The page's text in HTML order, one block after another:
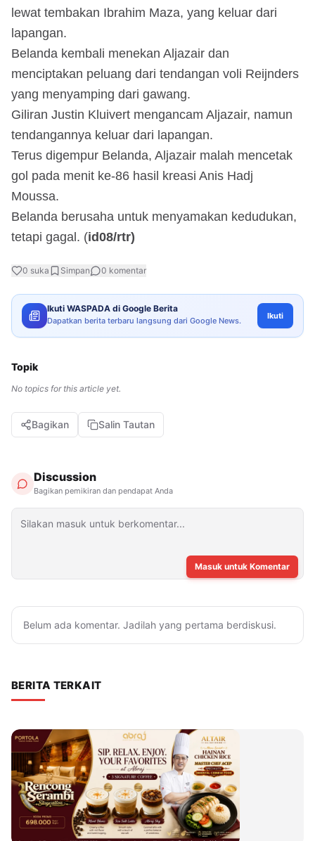
lewat tembakan Ibrahim Maza, yang keluar dari
lapangan.
Belanda kembali menekan Aljazair dan
menciptakan peluang dari tendangan voli Reijnders
yang menyamping dari gawang.
Giliran Justin Kluivert mengancam Aljazair, namun
tendangannya keluar dari lapangan.
Terus digempur Belanda, Aljazair malah mencetak
gol pada menit ke-86 hasil kreasi Anis Hadj
Moussa.
Belanda berusaha untuk menyamakan kedudukan,
tetapi gagal. (id08/rtr)
0 suka Simpan 0 komentar
Ikuti WASPADA di Google Berita
Dapatkan berita terbaru langsung dari Google News. Ikuti
Topik
No topics for this article yet.
Bagikan Salin Tautan
Discussion
Bagikan pemikiran dan pendapat Anda
Masuk untuk Komentar
Belum ada komentar. Jadilah yang pertama berdiskusi.
BERITA TERKAIT